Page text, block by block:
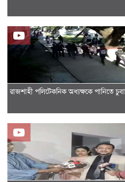
রাজশাহী পলিটেকনিক অধ্যক্ষকে পানিতে